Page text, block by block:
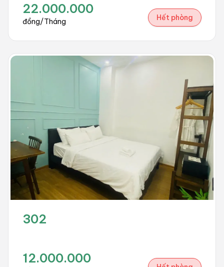
22.000.000
đồng/Tháng Hết phòng
302
12.000.000